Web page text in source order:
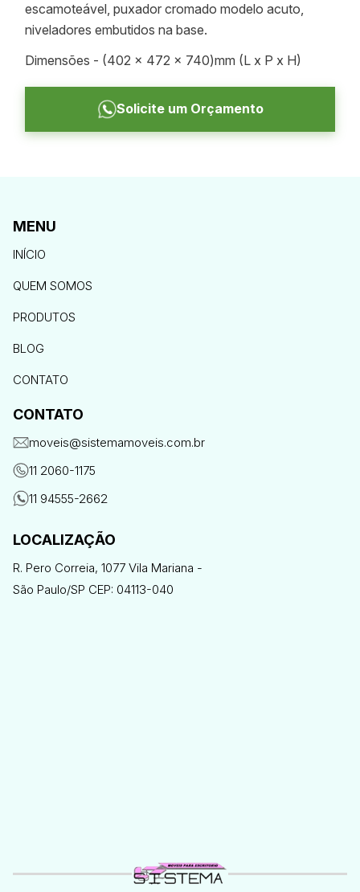
escamoteável, puxador cromado modelo acuto,
niveladores embutidos na base.
Dimensões - (402 x 472 x 740)mm (L x P x H)
Solicite um Orçamento
MENU
INÍCIO
QUEM SOMOS
PRODUTOS
BLOG
CONTATO
CONTATO
moveis@sistemamoveis.com.br
11 2060-1175
11 94555-2662
LOCALIZAÇÃO
R. Pero Correia, 1077 Vila Mariana -
São Paulo/SP CEP: 04113-040